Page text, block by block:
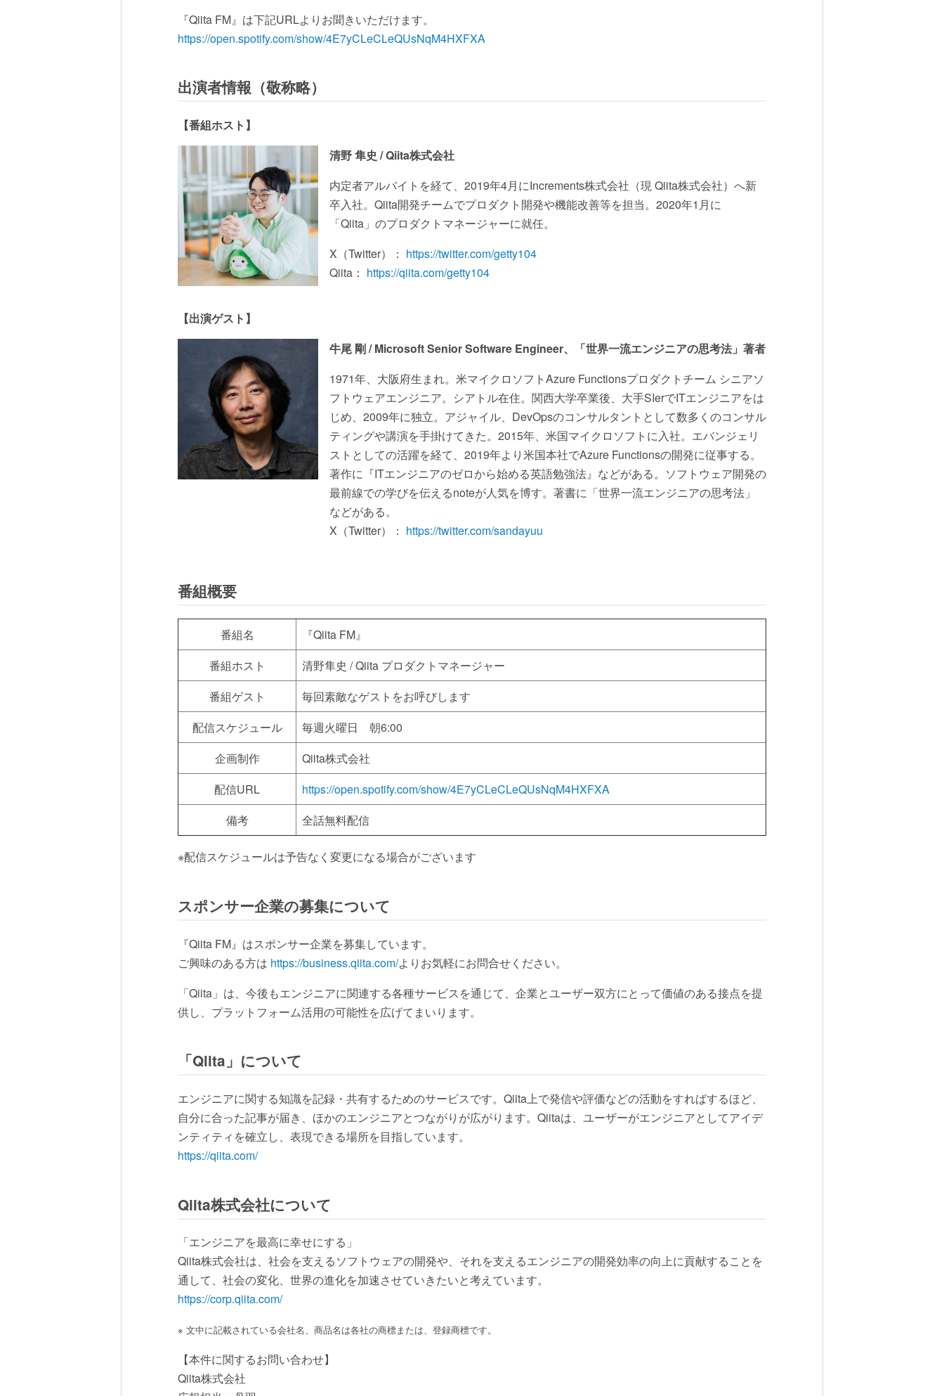
『Qiita FM』は下記URLよりお聞きいただけます。
https://open.spotify.com/show/4E7yCLeCLeQUsNqM4HXFXA
出演者情報（敬称略）
【番組ホスト】
清野 隼史 / Qiita株式会社
内定者アルバイトを経て、2019年4月にIncrements株式会社（現 Qiita株式会社）へ新
卒入社。Qiita開発チームでプロダクト開発や機能改善等を担当。2020年1月に
「Qiita」のプロダクトマネージャーに就任。
X（Twitter）： https://twitter.com/getty104
Qiita： https://qiita.com/getty104
【出演ゲスト】
牛尾 剛 / Microsoft Senior Software Engineer、「世界一流エンジニアの思考法」著者
1971年、大阪府生まれ。米マイクロソフトAzure Functionsプロダクトチーム シニアソ
フトウェアエンジニア。シアトル在住。関西大学卒業後、大手SIerでITエンジニアをは
じめ、2009年に独立。アジャイル、DevOpsのコンサルタントとして数多くのコンサル
ティングや講演を手掛けてきた。2015年、米国マイクロソフトに入社。エバンジェリ
ストとしての活躍を経て、2019年より米国本社でAzure Functionsの開発に従事する。
著作に『ITエンジニアのゼロから始める英語勉強法』などがある。ソフトウェア開発の
最前線での学びを伝えるnoteが人気を博す。著書に「世界一流エンジニアの思考法」
などがある。
X（Twitter）： https://twitter.com/sandayuu
番組概要
番組名
『Qiita FM』
番組ホスト
清野隼史 / Qiita プロダクトマネージャー
番組ゲスト
毎回素敵なゲストをお呼びします
配信スケジュール
毎週火曜日 朝6:00
企画制作
Qiita株式会社
配信URL
https://open.spotify.com/show/4E7yCLeCLeQUsNqM4HXFXA
備考
全話無料配信
※配信スケジュールは予告なく変更になる場合がございます
スポンサー企業の募集について
『Qiita FM』はスポンサー企業を募集しています。
ご興味のある方は https://business.qiita.com/よりお気軽にお問合せください。
「Qiita」は、今後もエンジニアに関連する各種サービスを通じて、企業とユーザー双方にとって価値のある接点を提
供し、プラットフォーム活用の可能性を広げてまいります。
「Qiita」について
エンジニアに関する知識を記録・共有するためのサービスです。Qiita上で発信や評価などの活動をすればするほど、
自分に合った記事が届き、ほかのエンジニアとつながりが広がります。Qiitaは、ユーザーがエンジニアとしてアイデ
ンティティを確立し、表現できる場所を目指しています。
https://qiita.com/
Qiita株式会社について
「エンジニアを最高に幸せにする」
Qiita株式会社は、社会を支えるソフトウェアの開発や、それを支えるエンジニアの開発効率の向上に貢献することを
通して、社会の変化、世界の進化を加速させていきたいと考えています。
https://corp.qiita.com/
※ 文中に記載されている会社名、商品名は各社の商標または、登録商標です。
【本件に関するお問い合わせ】
Qiita株式会社